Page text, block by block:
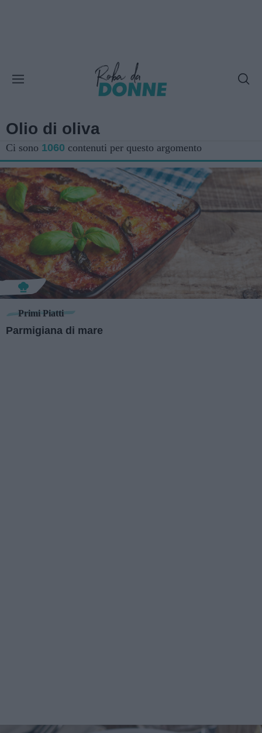
Olio di oliva
Ci sono 1060 contenuti per questo argomento
Primi Piatti
Parmigiana di mare